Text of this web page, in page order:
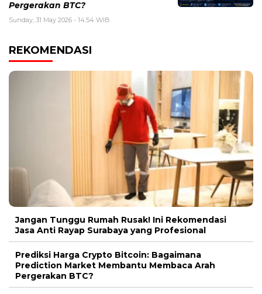
Pergerakan BTC?
Sunday, 31 May 2026 - 14:54 WIB
REKOMENDASI
Jangan Tunggu Rumah Rusak! Ini Rekomendasi
Jasa Anti Rayap Surabaya yang Profesional
Prediksi Harga Crypto Bitcoin: Bagaimana
Prediction Market Membantu Membaca Arah
Pergerakan BTC?